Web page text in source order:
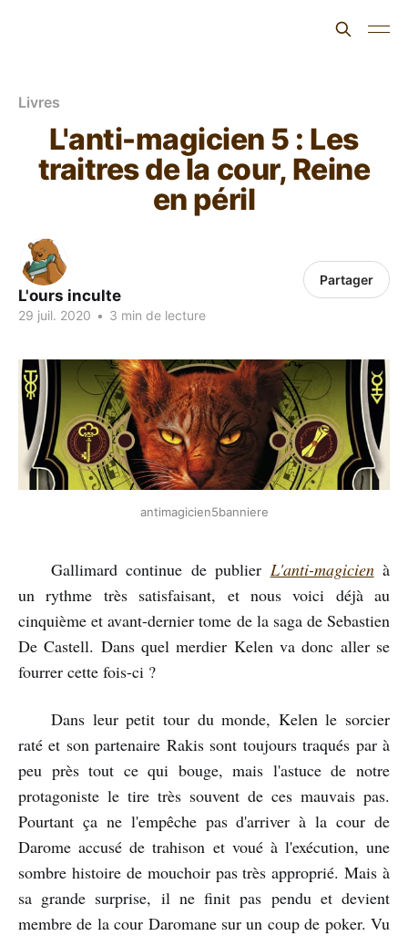
Livres
L'anti-magicien 5 : Les
traitres de la cour, Reine
en péril
L'ours inculte
29 juil. 2020 • 3 min de lecture
Partager
antimagicien5banniere
Gallimard continue de publier L'anti-magicienà
un rythme très satisfaisant, et nous voici déjà au
cinquième et avant-dernier tome de la saga de Sebastien
De Castell. Dans quel merdier Kelen va donc aller se
fourrer cette fois-ci ?
Dans leur petit tour du monde, Kelen le sorcier
raté et son partenaire Rakis sont toujours traqués par à
peu près tout ce qui bouge, mais l'astuce de notre
protagoniste le tire très souvent de ces mauvais pas.
Pourtant ça ne l'empêche pas d'arriver à la cour de
Darome accusé de trahison et voué à l'exécution, une
sombre histoire de mouchoir pas très approprié. Mais à
sa grande surprise, il ne finit pas pendu et devient
membre de la cour Daromane sur un coup de poker. Vu